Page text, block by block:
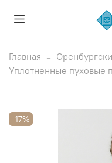
Главная
Уплотненные пуховые
-17%